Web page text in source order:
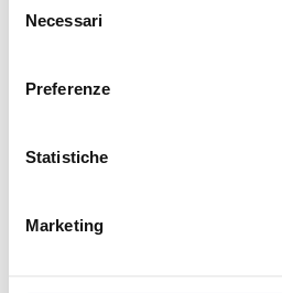
delNecessari
Preferenze
Statistiche
Marketing